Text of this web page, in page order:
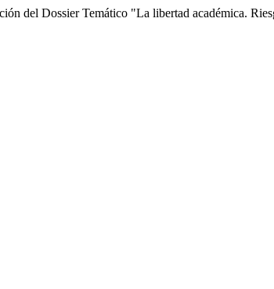
Dossier Temático "La libertad académica.